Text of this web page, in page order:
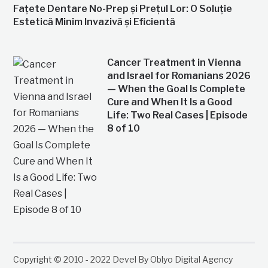
Fațete Dentare No-Prep și Prețul Lor: O Soluție
Estetică Minim Invazivă și Eficientă
Cancer Treatment in Vienna
and Israel for Romanians 2026
— When the Goal Is Complete
Cure and When It Is a Good
Life: Two Real Cases | Episode
8 of 10
Copyright © 2010 - 2022 Devel By Oblyo Digital Agency